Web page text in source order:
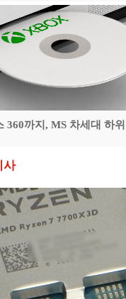
360까지, MS 차세대 하
사